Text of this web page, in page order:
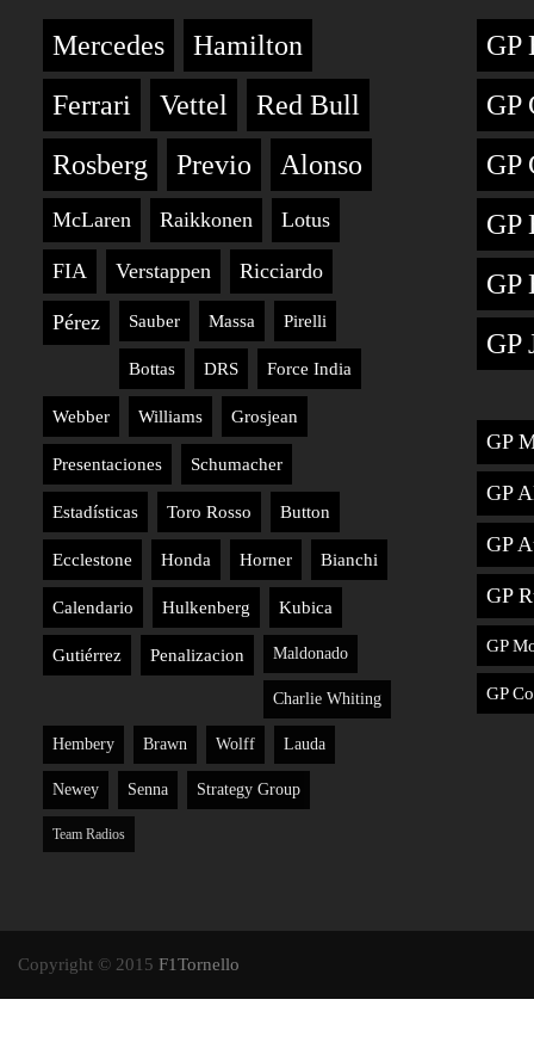
Mercedes
Hamilton
Ferrari
Vettel
Red Bull
Rosberg
Previo Alonso
McLaren Raikkonen Lotus
FIA Verstappen Ricciardo
Pérez Sauber Massa Pirelli
Bottas DRS Force India
Webber Williams Grosjean
Presentaciones Schumacher
Estadísticas Toro Rosso Button
Ecclestone Honda Horner Bianchi
Calendario Hulkenberg Kubica
Gutiérrez Penalizacion Maldonado
Charlie Whiting
Hembery Brawn Wolff Lauda
Newey Senna Strategy Group
Team Radios
GP
GP
GP
GP
GP
GP
GP
GP
GP
GP
GP
GP
Copyright © 2015 F1Tornello